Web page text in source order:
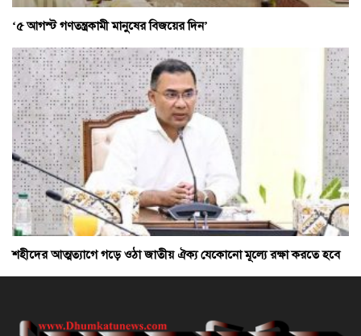
‘৫ আগস্ট গণতন্ত্রকামী মানুষের বিজয়ের দিন’
শহীদের আত্মত্যাগে গড়ে ওঠা জাতীয় ঐক্য যেকোনো মূল্যে রক্ষা করতে হবে